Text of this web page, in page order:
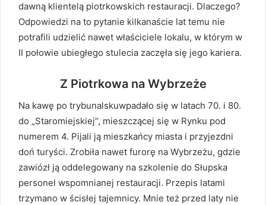
dawną klientelą piotrkowskich restauracji. Dlaczego?
Odpowiedzi na to pytanie kilkanaście lat temu nie
potrafili udzielić nawet właściciele lokalu, w którym w
II połowie ubiegłego stulecia zaczęła się jego kariera.
Z Piotrkowa na Wybrzeże
Na kawę po trybunalskuwpadało się w latach 70. i 80.
do „Staromiejskiej”, mieszczącej się w Rynku pod
numerem 4. Pijali ją mieszkańcy miasta i przyjezdni
doń turyści. Zrobiła nawet furorę na Wybrzeżu, gdzie
zawiózł ją oddelegowany na szkolenie do Słupska
personel wspomnianej restauracji. Przepis latami
trzymano w ścisłej tajemnicy. Mnie też przed laty nie